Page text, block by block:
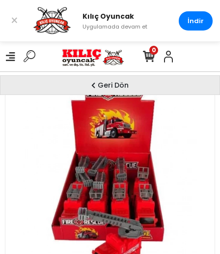
0
Geri Dön
× Kılıç Oyuncak
Uygulamada devam et
İndir